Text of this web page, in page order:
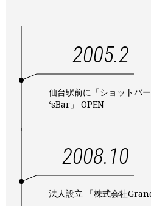
2005.2
仙台駅前に「ショットバ
‘sBar」 OPEN
2008.10
法人設立 「株式会社